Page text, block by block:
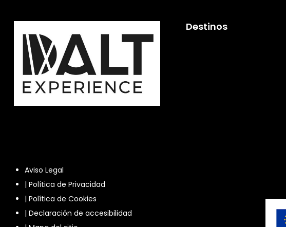
Destinos
Aviso Legal
| Política de Privacidad
| Política de Cookies
| Declaración de accesibilidad